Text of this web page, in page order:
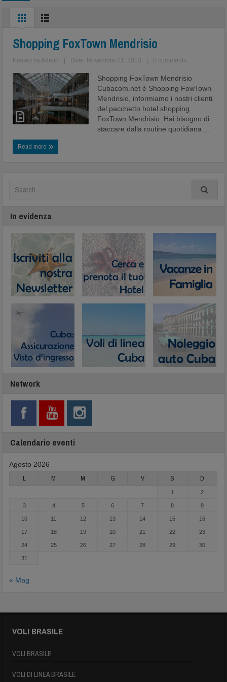
Shopping FoxTown Mendrisio
Posted by Admin Date: Novembre 21, 2013 0 comments
Shopping FoxTown Mendrisio
Cubacom.net è Shopping FowTown
Mendrisio, informiamo i nostri clienti
del pacchetto hotel shopping
FoxTown Mendrisio. Hai bisogno di
staccare dalla routine quotidiana ...
Read more
In evidenza
Network
Calendario eventi
Agosto 2026
L M M G V S D
1 2
3 4 5 6 7 8 9
10 11 12 13 14 15 16
17 18 19 20 21 22 23
24 25 26 27 28 29 30
31
« Mag
VOLI BRASILE
VOLI BRASILE
VOLI DI LINEA BRASILE